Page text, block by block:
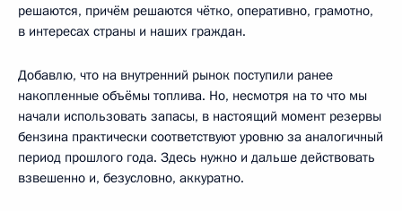
решаются, причём решаются чётко, оперативно, грамотно,
в интересах страны и наших граждан.
Добавлю, что на внутренний рынок поступили ранее
накопленные объёмы топлива. Но, несмотря на то что мы
начали использовать запасы, в настоящий момент резервы
бензина практически соответствуют уровню за аналогичный
период прошлого года. Здесь нужно и дальше действовать
взвешенно и, безусловно, аккуратно.